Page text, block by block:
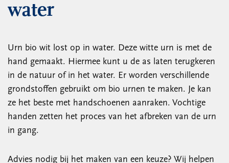
water
Urn bio wit lost op in water. Deze witte urn is met de
hand gemaakt. Hiermee kunt u de as laten terugkeren
in de natuur of in het water. Er worden verschillende
grondstoffen gebruikt om bio urnen te maken. Je kan
ze het beste met handschoenen aanraken. Vochtige
handen zetten het proces van het afbreken van de urn
in gang.
Advies nodig bij het maken van een keuze? Wij helpen